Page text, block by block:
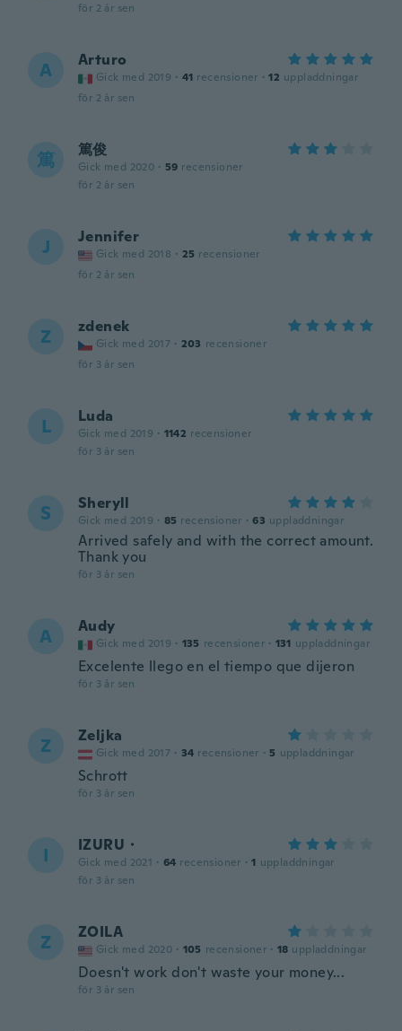
för 2 år sen
A Arturo
Gick med 2019 · 41 recensioner · 12 uppladdningar
för 2 år sen
篤 篤俊
Gick med 2020 · 59 recensioner
för 2 år sen
J Jennifer
Gick med 2018 · 25 recensioner
för 2 år sen
Z zdenek
Gick med 2017 · 203 recensioner
för 3 år sen
L Luda
Gick med 2019 · 1142 recensioner
för 3 år sen
S Sheryll
Gick med 2019 · 85 recensioner · 63 uppladdningar
Arrived safely and with the correct amount.
Thank you
för 3 år sen
A Audy
Gick med 2019 · 135 recensioner · 131 uppladdningar
Excelente llego en el tiempo que dijeron
för 3 år sen
Z Zeljka
Gick med 2017 · 34 recensioner · 5 uppladdningar
Schrott
för 3 år sen
I IZURU・
Gick med 2021 · 64 recensioner · 1 uppladdningar
för 3 år sen
Z ZOILA
Gick med 2020 · 105 recensioner · 18 uppladdningar
Doesn't work don't waste your money...
för 3 år sen